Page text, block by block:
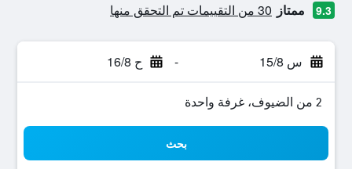
9.3 ممتاز 30 من التقييمات تم التحقق منها
س 15/8 - ح 16/8
2 من الضيوف، غرفة واحدة
بحث